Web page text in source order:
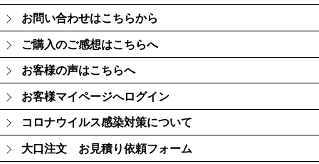
お問い合わせはこちらから
ご購入のご感想はこちらへ
お客様の声はこちらへ
お客様マイページへログイン
コロナウイルス感染対策について
大口注文 お見積り依頼フォーム